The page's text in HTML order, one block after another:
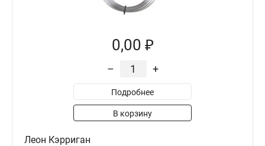
0,00 ₽
– +
Подробнее
В корзину
Леон Кэрриган